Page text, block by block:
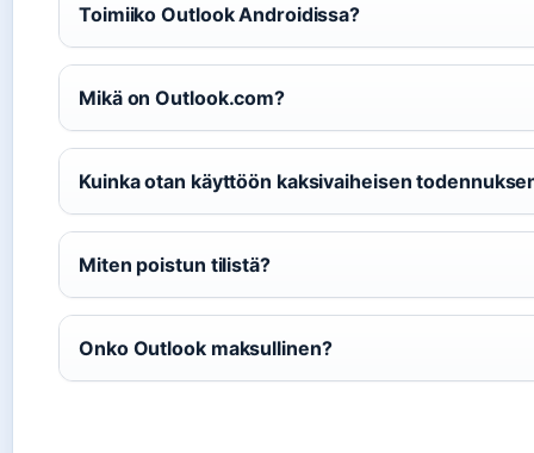
Toimiiko Outlook Androidissa?
Mikä on Outlook.com?
Kuinka otan käyttöön kaksivaiheisen
Miten poistun tilistä?
Onko Outlook maksullinen?